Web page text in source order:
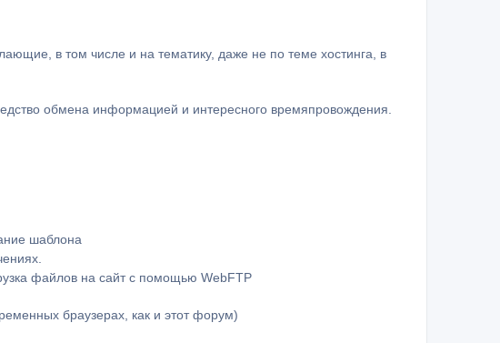
в том числе и на тематику, даже не по теме хостинга, в
обмена информацией и интересного времяпровождения.
шаблона
файлов на сайт с помощью WebFTP
браузерах, как и этот форум)